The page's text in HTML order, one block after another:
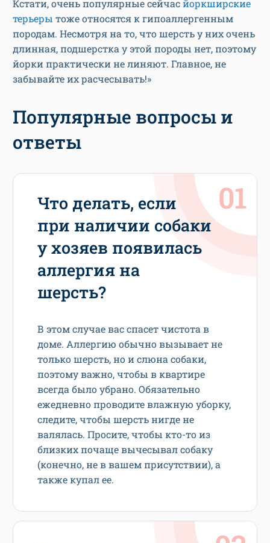
Кстати, очень популярные сейчасйоркширские
терьеры тоже относятся к гипоаллергенным
породам. Несмотря на то, что шерсть у них очень
длинная, подшерстка у этой породы нет, поэтому
йорки практически не линяют. Главное, не
забывайте их расчесывать!»
Популярные вопросы и
ответы
Что делать, если
при наличии собаки
у хозяев появилась
аллергия на
шерсть?
В этом случае вас спасет чистота в
доме. Аллергию обычно вызывает не
только шерсть, но и слюна собаки,
поэтому важно, чтобы в квартире
всегда было убрано. Обязательно
ежедневно проводите влажную уборку,
следите, чтобы шерсть нигде не
валялась. Просите, чтобы кто-то из
близких почаще вычесывал собаку
(конечно, не в вашем присутствии), а
также купал ее.